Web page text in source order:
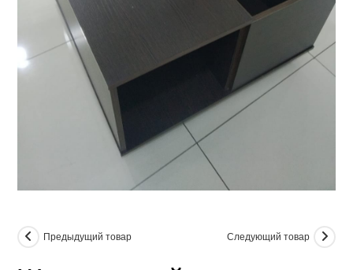
Предыдущий товар Следующий товар